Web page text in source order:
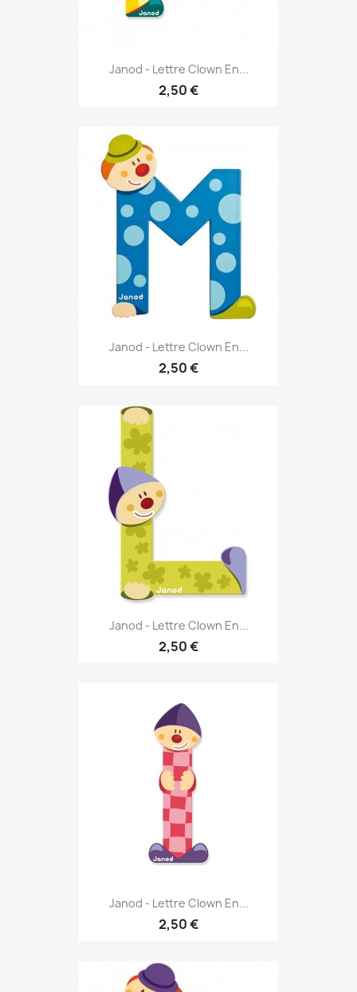
Janod - Lettre Clown En...
2,50 €
Janod - Lettre Clown En...
2,50 €
Janod - Lettre Clown En...
2,50 €
Janod - Lettre Clown En...
2,50 €